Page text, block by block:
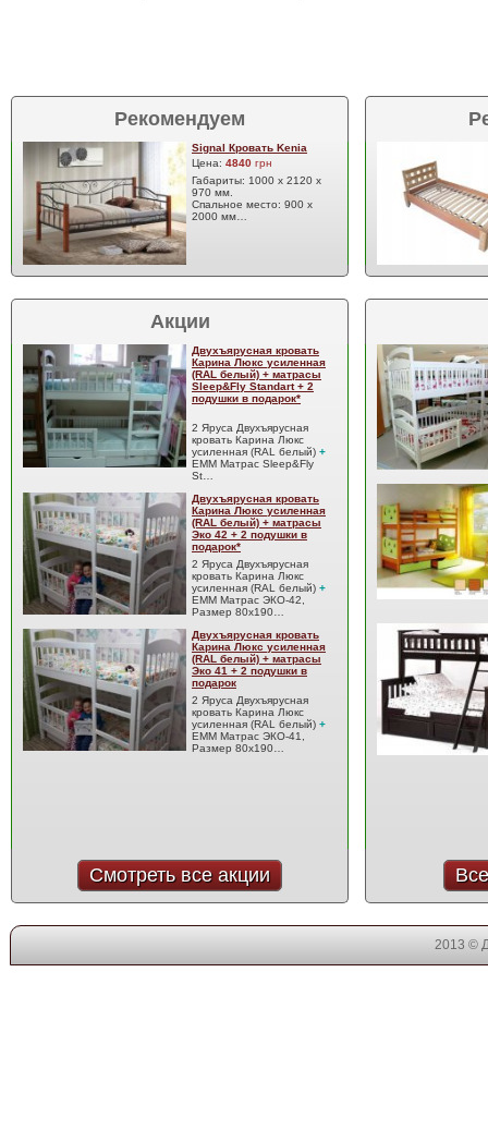
Рекомендуем
Signal Кровать Kenia
Цена: 4840 грн
Габариты: 1000 х 2120 х
970 мм.
Спальное место: 900 х
2000 мм…
Акции
Двухъярусная кровать
Карина Люкс усиленная
(RAL белый) + матрасы
Sleep&Fly Standart + 2
подушки в подарок*
2 Яруса Двухъярусная
кровать Карина Люкс
усиленная (RAL белый) +
EMM Матрас Sleep&Fly
St…
Двухъярусная кровать
Карина Люкс усиленная
(RAL белый) + матрасы
Эко 42 + 2 подушки в
подарок*
2 Яруса Двухъярусная
кровать Карина Люкс
усиленная (RAL белый) +
EMM Матрас ЭКО-42,
Размер 80x190…
Двухъярусная кровать
Карина Люкс усиленная
(RAL белый) + матрасы
Эко 41 + 2 подушки в
подарок
2 Яруса Двухъярусная
кровать Карина Люкс
усиленная (RAL белый) +
EMM Матрас ЭКО-41,
Размер 80x190…
Смотреть все акции
2013 ©